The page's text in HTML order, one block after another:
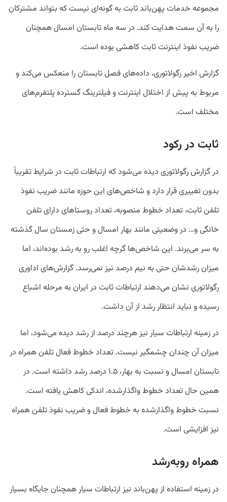
مجموعه خدمات پهن‌باند ثابت به گونه‌ای نیست که بتواند مشترکان
را به آن سمت هدایت کند. در سه ماه تابستان امسال همچنان
ضریب نفوذ اینترنت ثابت کاهشی بوده است.
گزارش اخیر رگولاتوری، داده‌های فصل تابستان را منعکس می‌کند و
مربوط به پیش از اختلال اینترنت و فیلترینگ گسترده پلتفرم‌های
مختلف است.
ثابت در رکود
در گزارش رگولاتوری دیده می‌شود که ارتباطات ثابت در شرایط تقریباً
بدون تغییری قرار دارد و شاخص‌های این حوزه مانند ضریب نفوذ
تلفن ثابت، تعداد خطوط منصوبه، تعداد روستاهای دارای تلفن
خانگی و… در وضعیتی مانند بهار امسال و حتی زمستان سال گذشته
به سر می‌برند. این شاخص‌ها گرچه اغلب رو به رشد بوده‌اند، اما
میزان رشدشان حتی به نیم‌ درصد نیز نمی‌رسد. گزارش‌های اداوری
رگولاتوری نشان می‌دهند ارتباطات ثابت در ایران به مرحله اشباع
رسیده و نباید انتظار رشد از آن داشت.
در زمینه ارتباطات سیار نیز هرچند درصد از رشد دیده می‌شود، اما
میزان آن چندان چشمگیر نیست. تعداد خطوط فعال تلفن همراه در
تابستان امسال و نسبت به بهار، ۱.۵ درصد رشد داشته است. در
همین حال تعداد خطوط واگذارشده، اندکی کاهش یافته است.
نسبت خطوط واگذارشده به خطوط فعال و ضریب نفوذ تلفن همراه
نیز افزایشی است.
همراه روبه‌رشد
در زمینه استفاده از پهن‌باند نیز ارتباطات سیار همچنان جایگاه بسیار